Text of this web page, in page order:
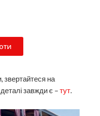
звертайтеся на
завжди є –тут.